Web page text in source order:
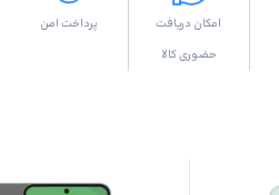
امکان دریافت
حضوری کالا
پرداخت امن